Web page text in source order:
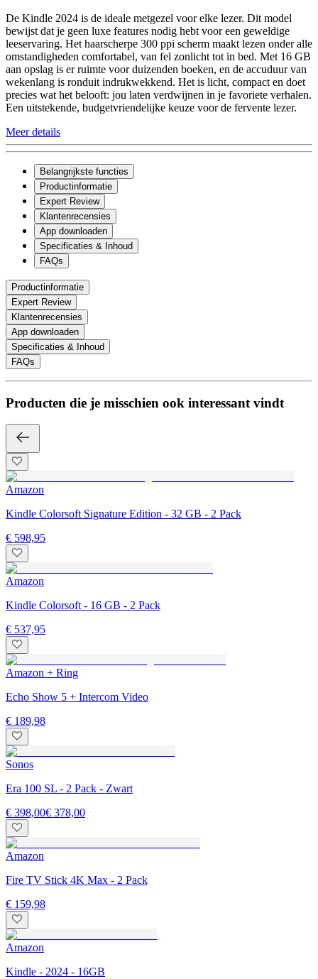
De Kindle 2024 is de ideale metgezel voor elke lezer. Dit model
bewijst dat je geen luxe features nodig hebt voor een geweldige
leeservaring. Het haarscherpe 300 ppi scherm maakt lezen onder alle
omstandigheden comfortabel, van fel zonlicht tot in bed. Met 16 GB
aan opslag is er ruimte voor duizenden boeken, en de accuduur van
wekenlang is ronduit indrukwekkend. Het is licht, compact en doet
precies wat het belooft: jou laten verdwijnen in je favoriete verhalen.
Een uitstekende, budgetvriendelijke keuze voor de fervente lezer.
Meer details
Belangrijkste functies
Productinformatie
Expert Review
Klantenrecensies
App downloaden
Specificaties & Inhoud
FAQs
Productinformatie
Expert Review
Klantenrecensies
App downloaden
Specificaties & Inhoud
FAQs
Producten die je misschien ook interessant vindt
Amazon
Kindle Colorsoft Signature Edition - 32 GB - 2 Pack
€ 598,95
Amazon
Kindle Colorsoft - 16 GB - 2 Pack
€ 537,95
Amazon + Ring
Echo Show 5 + Intercom Video
€ 189,98
Sonos
Era 100 SL - 2 Pack - Zwart
€ 398,00€ 378,00
Amazon
Fire TV Stick 4K Max - 2 Pack
€ 159,98
Amazon
Kindle - 2024 - 16GB